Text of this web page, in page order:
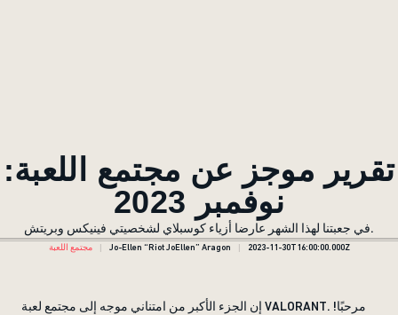
تقرير موجز عن مجتمع اللعبة:
نوفمبر 2023
في جعبتنا لهذا الشهر عارضا أزياء كوسبلاي لشخصيتي فينيكس وبريتش.
مجتمع اللعبة Jo-Ellen “Riot JoEllen” Aragon 2023-11-30T16:00:00.000Z
إن الجزء الأكبر من امتناني موجه إلى مجتمع لعبة VALORANT. مرحبًا!